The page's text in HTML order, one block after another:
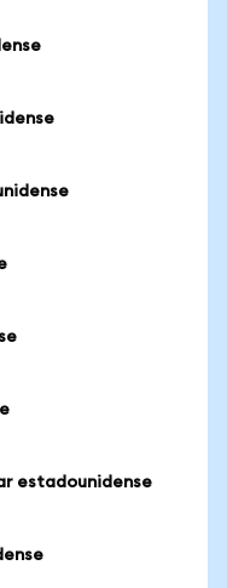
estadounidense